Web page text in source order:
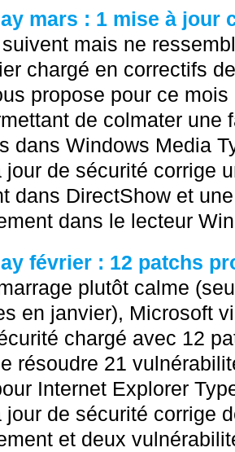
mars : 1 mise à jour
mais ne
chargé en correctifs
propose pour ce
de colmater une
dans Windows Media
jour de sécurité corrige
dans DirectShow et
dans le lecteur
février : 12 patchs
plutôt calme
en janvier), Microsoft
chargé avec 12
résoudre 21
Internet Explorer
jour de sécurité corrige
et deux